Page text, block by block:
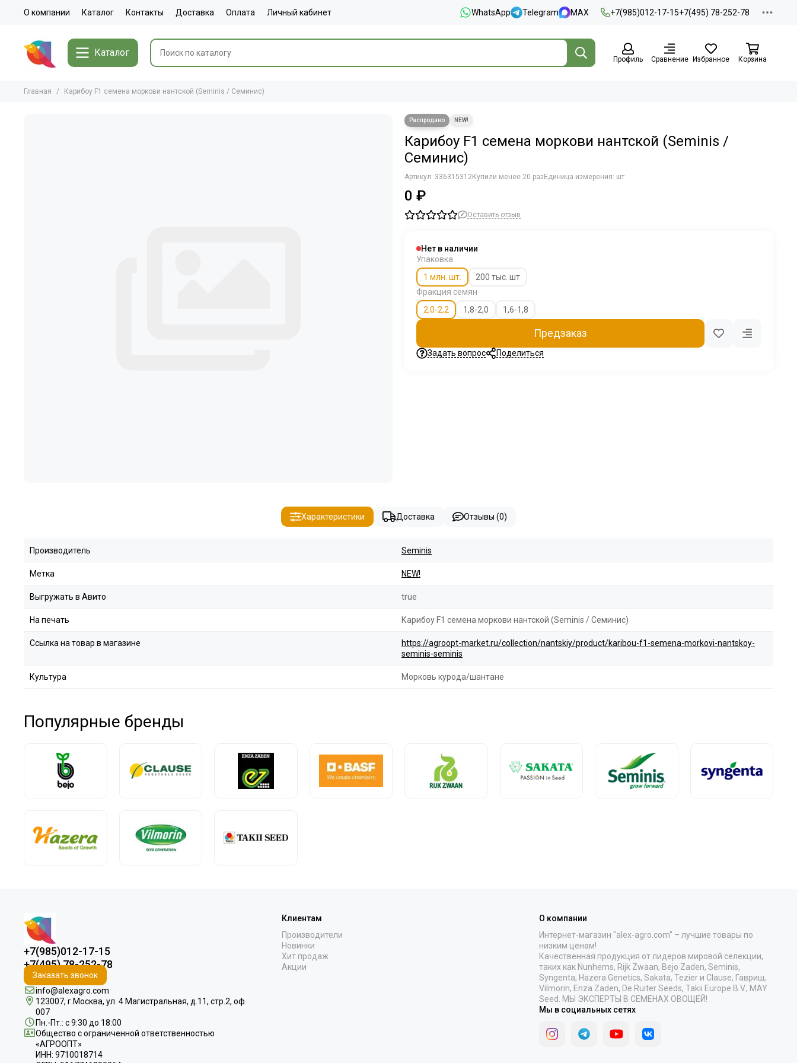
О компании Каталог Контакты Доставка Оплата Личный кабинет WhatsApp Telegram MAX +7(985)012-17-15+7(495) 78-252-78
Каталог
Профиль Сравнение Избранное Корзина
Главная Карибоу F1 семена моркови нантской (Seminis / Семинис)
Карибоу F1 семена моркови нантской (Seminis /
Семинис)
Артикул: 336315312Купили менее 20 раз Единица измерения: шт
0 ₽
Оставить отзыв
Нет в наличии
Упаковка
1 млн. шт.
200 тыс. шт
Фракция семян
2,0-2,2
1,8-2,0 1,6-1,8
Предзаказ
Задать вопрос Поделиться
Характеристики Доставка Отзывы (0)
Производитель Seminis
Метка NEW!
Выгружать в Авито true
На печать Карибоу F1 семена моркови нантской (Seminis / Семинис)
Ссылка на товар в магазине
https://agroopt-market.ru/collection/nantskiy/product/karibou-f1-semena-morkovi-nantskoy-
seminis-seminis
Культура Морковь курода/шантане
Популярные бренды
+7(985)012-17-15
+7(495) 78-252-78
Заказать звонок
info@alexagro.com
123007, г.Москва, ул. 4 Магистральная, д.11, стр.2, оф.
007
Пн.-Пт.: с 9:30 до 18:00
Общество с ограниченной ответственностью
«АГРООПТ»
ИНН: 9710018714
Клиентам
Производители
Новинки
Хит продаж
Акции
О компании
Интернет-магазин "alex-agro.com" – лучшие товары по
низким ценам!
Качественная продукция от лидеров мировой селекции,
таких как Nunhems, Rijk Zwaan, Bejo Zaden, Seminis,
Syngenta, Hazera Genetics, Sakata, Tezier и Clause, Гавриш,
Vilmorin, Enza Zaden, De Ruiter Seeds, Takii Europe B.V., MAY
Seed. МЫ ЭКСПЕРТЫ В СЕМЕНАХ ОВОЩЕЙ!
Мы в социальных сетях